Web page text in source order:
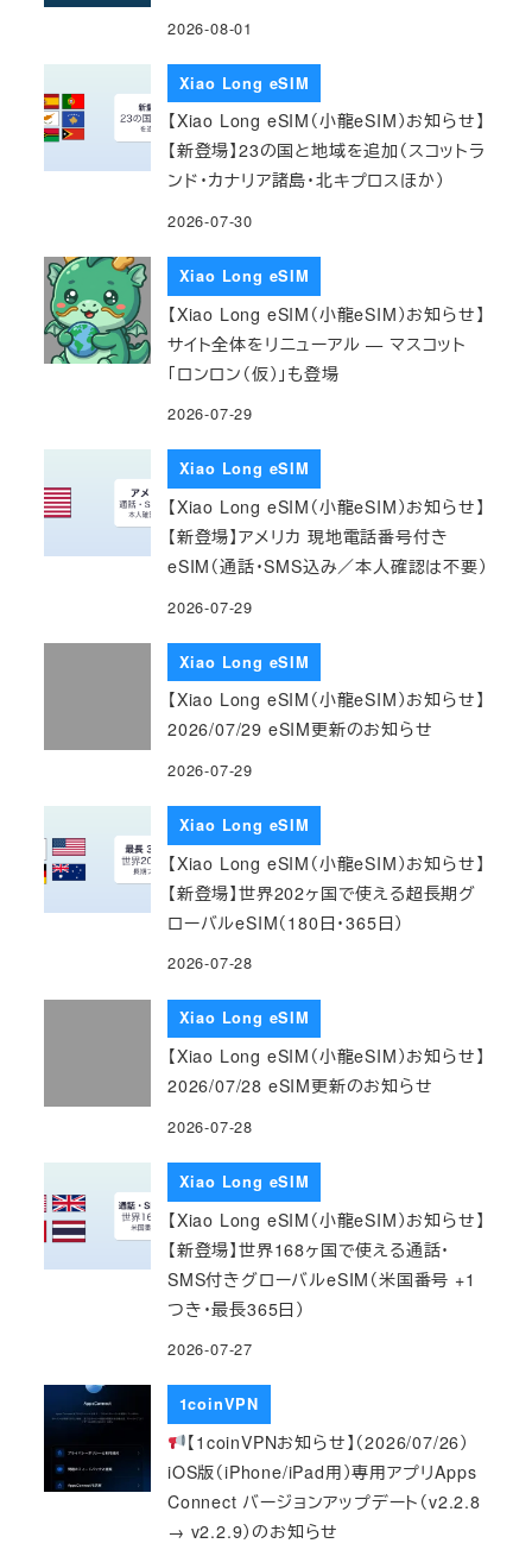
2026-08-01
Xiao Long eSIM
【Xiao Long eSIM（小龍eSIM）お知らせ】
【新登場】23の国と地域を追加（スコットラ
ンド・カナリア諸島・北キプロスほか）
2026-07-30
Xiao Long eSIM
【Xiao Long eSIM（小龍eSIM）お知らせ】
サイト全体をリニューアル — マスコット
「ロンロン（仮）」も登場
2026-07-29
Xiao Long eSIM
【Xiao Long eSIM（小龍eSIM）お知らせ】
【新登場】アメリカ 現地電話番号付き
eSIM（通話・SMS込み／本人確認は不要）
2026-07-29
Xiao Long eSIM
【Xiao Long eSIM（小龍eSIM）お知らせ】
2026/07/29 eSIM更新のお知らせ
2026-07-29
Xiao Long eSIM
【Xiao Long eSIM（小龍eSIM）お知らせ】
【新登場】世界202ヶ国で使える超長期グ
ローバルeSIM（180日・365日）
2026-07-28
Xiao Long eSIM
【Xiao Long eSIM（小龍eSIM）お知らせ】
2026/07/28 eSIM更新のお知らせ
2026-07-28
Xiao Long eSIM
【Xiao Long eSIM（小龍eSIM）お知らせ】
【新登場】世界168ヶ国で使える通話・
SMS付きグローバルeSIM（米国番号 +1
つき・最長365日）
2026-07-27
1coinVPN
【1coinVPNお知らせ】（2026/07/26）
iOS版（iPhone/iPad用）専用アプリApps
Connect バージョンアップデート（v2.2.8
→ v2.2.9）のお知らせ